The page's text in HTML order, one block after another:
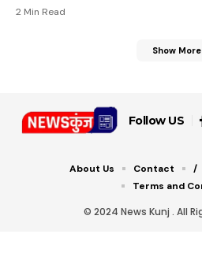
2 Min Read
Show More
Follow US
© 2024 News Kunj . All
About Us Contact /
Terms and